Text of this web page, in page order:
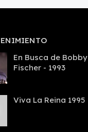
En Busca de Bobby
Fischer - 1993
Viva La Reina 1995